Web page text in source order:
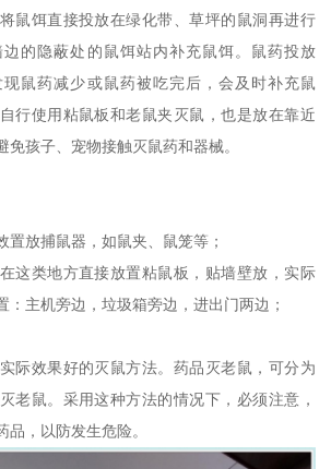
鼠饵直接投放在绿化带、草坪的鼠洞再进行
的隐蔽处的鼠饵站内补充鼠饵。鼠药投放
鼠药减少或鼠药被吃完后，会及时补充鼠
行使用粘鼠板和老鼠夹灭鼠，也是放在靠近
免孩子、宠物接触灭鼠药和器械。
置放捕鼠器，如鼠夹、鼠笼等；
这类地方直接放置粘鼠板，贴墙壁放，实际
：主机旁边，垃圾箱旁边，进出门两边；
际效果好的灭鼠方法。药品灭老鼠，可分为
老鼠。采用这种方法的情况下，必须注意，
，以防发生危险。